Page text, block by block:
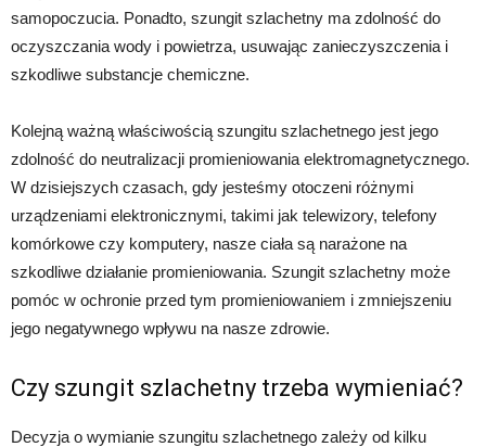
samopoczucia. Ponadto, szungit szlachetny ma zdolność do
oczyszczania wody i powietrza, usuwając zanieczyszczenia i
szkodliwe substancje chemiczne.
Kolejną ważną właściwością szungitu szlachetnego jest jego
zdolność do neutralizacji promieniowania elektromagnetycznego.
W dzisiejszych czasach, gdy jesteśmy otoczeni różnymi
urządzeniami elektronicznymi, takimi jak telewizory, telefony
komórkowe czy komputery, nasze ciała są narażone na
szkodliwe działanie promieniowania. Szungit szlachetny może
pomóc w ochronie przed tym promieniowaniem i zmniejszeniu
jego negatywnego wpływu na nasze zdrowie.
Czy szungit szlachetny trzeba wymieniać?
Decyzja o wymianie szungitu szlachetnego zależy od kilku